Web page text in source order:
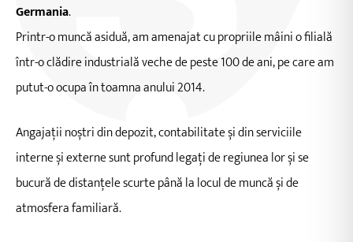
Germania.
Printr-o muncă asiduă, am amenajat cu propriile mâini o filială
într-o clădire industrială veche de peste 100 de ani, pe care am
putut-o ocupa în toamna anului 2014.
Angajații noștri din depozit, contabilitate și din serviciile
interne și externe sunt profund legați de regiunea lor și se
bucură de distanțele scurte până la locul de muncă și de
atmosfera familiară.